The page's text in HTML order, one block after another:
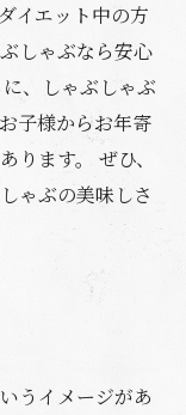
イエット中の方
しゃぶなら安心
、しゃぶしゃぶ
子様からお年寄
ります。 ぜひ、
ゃぶの美味しさ
うイメージがあ